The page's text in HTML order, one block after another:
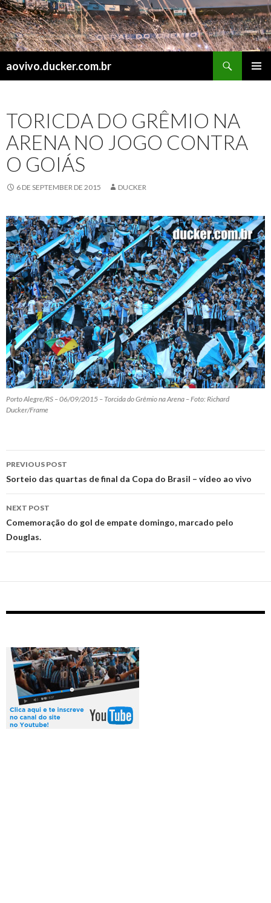
aovivo.ducker.com.br
TORICDA DO GRÊMIO NA
ARENA NO JOGO CONTRA
O GOIÁS
6 DE SEPTEMBER DE 2015 DUCKER
Porto Alegre/RS – 06/09/2015 – Torcida do Grêmio na Arena – Foto: Richard
Ducker/Frame
Post
navigation
PREVIOUS POST
Sorteio das quartas de final da Copa do Brasil – vídeo ao vivo
NEXT POST
Comemoração do gol de empate domingo, marcado pelo
Douglas.